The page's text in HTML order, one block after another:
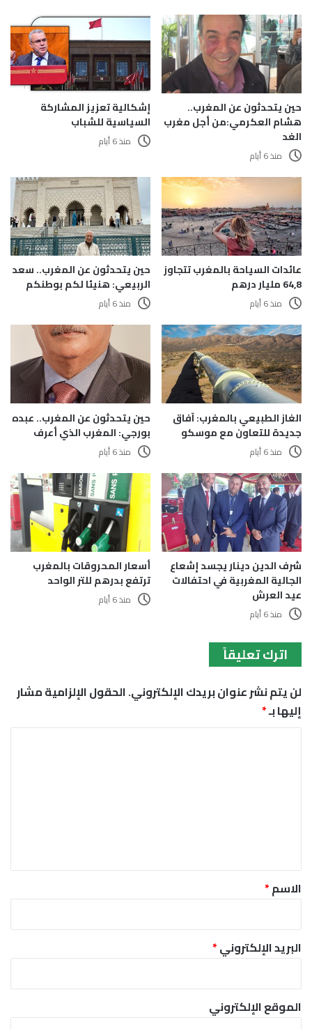
حين يتحدثون عن المغرب..
هشام العكرمي:من أجل مغرب
الغد
منذ 6 أيام
إشكالية تعزيز المشاركة
السياسية للشباب
منذ 6 أيام
عائدات السياحة بالمغرب تتجاوز
64,8 مليار درهم
منذ 6 أيام
حين يتحدثون عن المغرب.. سعد
الربيعي: هنيئا لكم بوطنكم
منذ 6 أيام
الغاز الطبيعي بالمغرب: آفاق
جديدة للتعاون مع موسكو
منذ 6 أيام
حين يتحدثون عن المغرب.. عبده
بورجي: المغرب الذي أعرف
منذ 6 أيام
شرف الدين دينار يجسد إشعاع
الجالية المغربية في احتفالات
عيد العرش
منذ 6 أيام
أسعار المحروقات بالمغرب
ترتفع بدرهم للتر الواحد
منذ 6 أيام
اترك تعليقاً
لن يتم نشر عنوان بريدك الإلكتروني.الحقول الإلزامية مشار
إليها بـ*
*
الاسم*
البريد الإلكتروني*
الموقع الإلكتروني